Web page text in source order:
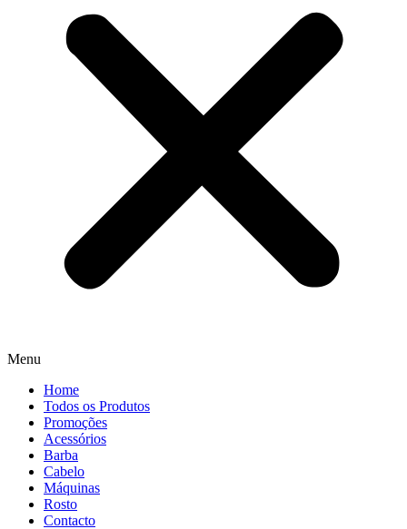
Menu
Home
Todos os Produtos
Promoções
Acessórios
Barba
Cabelo
Máquinas
Rosto
Contacto